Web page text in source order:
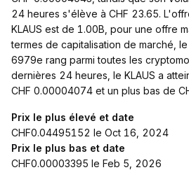
24 heures s'élève à CHF 23.65.
KLAUS est de 1.00B, pour une offre
termes de capitalisation de marché, le
6979e rang parmi toutes les
dernières 24 heures, le KLAUS a
CHF 0.00004074 et un plus bas de
Prix le plus élevé et date
CHF0.04495152 le Oct 16, 2024
Prix le plus bas et date
CHF0.00003395 le Feb 5, 2026